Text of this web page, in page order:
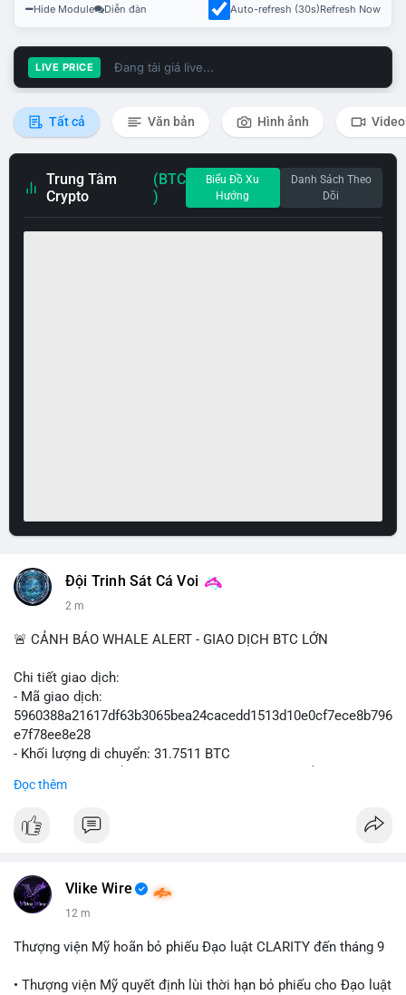
Hide Module Diễn đàn Auto-refresh (30s)Refresh Now
LIVE PRICE Đang tải giá live...
Tất cả Văn bản Hình ảnh Video
Trung Tâm
Crypto
(BTC
)
Biểu Đồ Xu
Hướng
Danh Sách Theo
Dõi
Đội Trinh Sát Cá Voi
2 m
🚨 CẢNH BÁO WHALE ALERT - GIAO DỊCH BTC LỚN
Chi tiết giao dịch:
- Mã giao dịch:
5960388a21617df63b3065bea24cacedd1513d10e0cf7ece8b796
e7f78ee8e28
- Khối lượng di chuyển: 31.7511 BTC
USD)
Đọc thêm
Vlike Wire
12 m
Thượng viện Mỹ hoãn bỏ phiếu Đạo luật CLARITY đến tháng 9
• Thượng viện Mỹ quyết định lùi thời hạn bỏ phiếu cho Đạo luật